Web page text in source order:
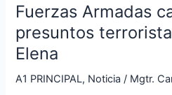
Fuerzas Armadas
presuntos
Elena
A1 PRINCIPAL, Noticia / Mgtr.
capturan
a
presuntos
terroristas
en